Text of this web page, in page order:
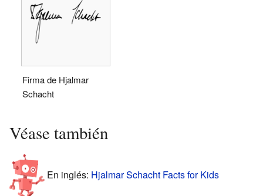
Firma de Hjalmar
Schacht
Véase también
En inglés: Hjalmar Schacht Facts for Kids